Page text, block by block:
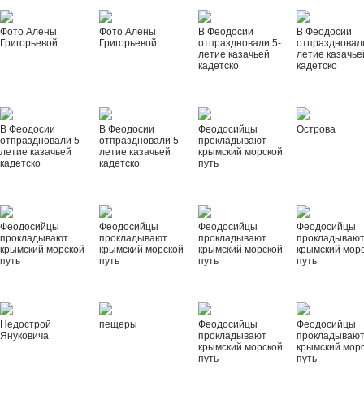
Фото Алены
Григорьевой
Фото Алены
Григорьевой
В Феодосии
отпраздновали 5-
летие казачьей
кадетско
В Феодосии
летие
кадетско
В Феодосии
отпраздновали 5-
летие казачьей
кадетско
В Феодосии
отпраздновали 5-
летие казачьей
кадетско
Феодосийцы
прокладывают
крымский морской
путь
Острова
Феодосийцы
прокладывают
крымский морской
путь
Феодосийцы
прокладывают
крымский морской
путь
Феодосийцы
прокладывают
крымский морской
путь
Феодосийцы
крымский
путь
Недострой
Януковича
пещеры
Феодосийцы
прокладывают
крымский морской
путь
Феодосийцы
крымский
путь